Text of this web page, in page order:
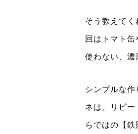
そう教えて
回はトマト
使わない、濃
シンプルな
ネは、リピ
らではの【鉄